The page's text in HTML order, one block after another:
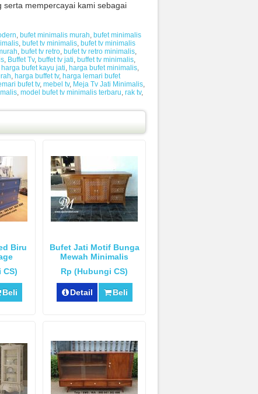
serta mempercayai kami sebagai
, bufet minimalis murah, bufet minimalis
, bufet tv minimalis, bufet tv minimalis
, bufet tv retro, bufet tv retro minimalis,
, Buffet Tv, buffet tv jati, buffet tv minimalis,
harga bufet kayu jati, harga bufet minimalis,
, harga buffet tv, harga lemari bufet
bufet tv, mebel tv, Meja Tv Jati Minimalis,
, model bufet tv minimalis terbaru, rak tv,
Biru
CS)
Beli
Bufet Jati Motif Bunga
Mewah Minimalis
Rp (Hubungi CS)
Detail Beli